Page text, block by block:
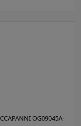
OG09045A-